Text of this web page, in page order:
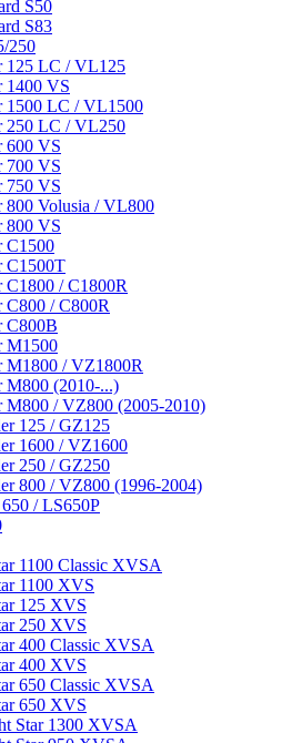
S50
S83
250
125 LC / VL125
1400 VS
1500 LC / VL1500
250 LC / VL250
600 VS
700 VS
750 VS
800 Volusia / VL800
800 VS
C1500
C1500T
C1800 / C1800R
C800 / C800R
C800B
M1500
M1800 / VZ1800R
M800 (2010-...)
M800 / VZ800 (2005-2010)
125 / GZ125
1600 / VZ1600
250 / GZ250
800 / VZ800 (1996-2004)
650 / LS650P
1100 Classic XVSA
1100 XVS
125 XVS
250 XVS
400 Classic XVSA
400 XVS
650 Classic XVSA
650 XVS
Star 1300 XVSA